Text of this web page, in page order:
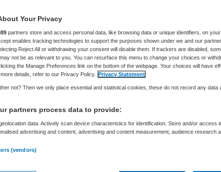
| Meer
in
is
Your Privacy
partners store and access personal data, like browsing data or unique identifiers, on your
enables tracking technologies to support the purposes shown under we and our
Reject All or withdrawing your consent will disable them. If trackers are disabled,
not be as relevant to you. You can resurface this menu to change your choices or
the Manage Preferences link on the bottom of the webpage. Your choices will have
details, refer to our Privacy Policy. Privacy Statement
not? Then we only place essential and statistical cookies, these do not record any data
partners process data to provide:
data. Actively scan device characteristics for identification. Store and/or access
advertising and content, advertising and content measurement, audience research
(vendors)